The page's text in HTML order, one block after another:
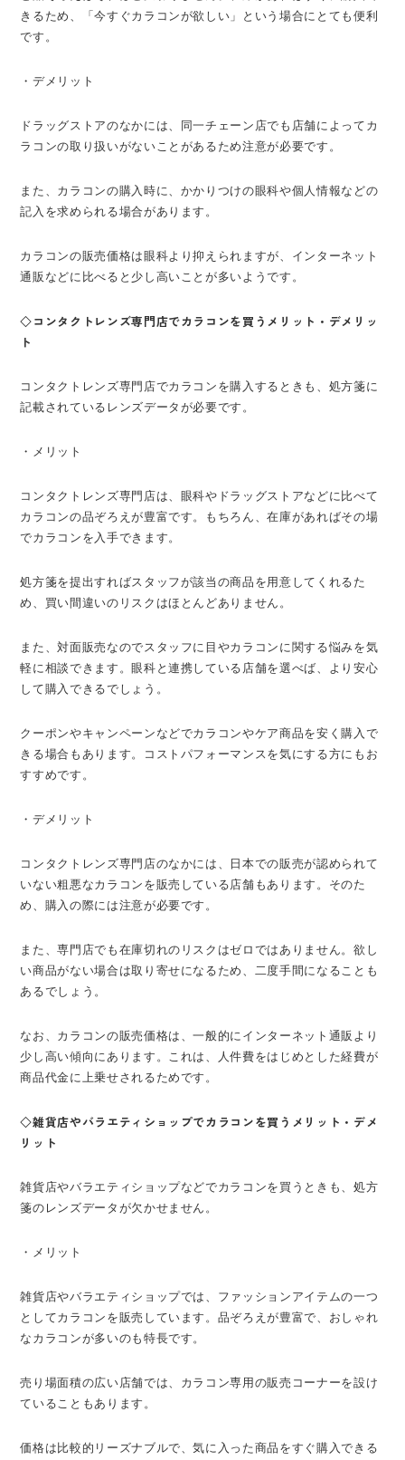
きるため、「今すぐカラコンが欲しい」という場合にとても便利
です。
・デメリット
ドラッグストアのなかには、同一チェーン店でも店舗によってカ
ラコンの取り扱いがないことがあるため注意が必要です。
また、カラコンの購入時に、かかりつけの眼科や個人情報などの
記入を求められる場合があります。
カラコンの販売価格は眼科より抑えられますが、インターネット
通販などに比べると少し高いことが多いようです。
◇コンタクトレンズ専門店でカラコンを買うメリット・デメリッ
ト
コンタクトレンズ専門店でカラコンを購入するときも、処方箋に
記載されているレンズデータが必要です。
・メリット
コンタクトレンズ専門店は、眼科やドラッグストアなどに比べて
カラコンの品ぞろえが豊富です。もちろん、在庫があればその場
でカラコンを入手できます。
処方箋を提出すればスタッフが該当の商品を用意してくれるた
め、買い間違いのリスクはほとんどありません。
また、対面販売なのでスタッフに目やカラコンに関する悩みを気
軽に相談できます。眼科と連携している店舗を選べば、より安心
して購入できるでしょう。
クーポンやキャンペーンなどでカラコンやケア商品を安く購入で
きる場合もあります。コストパフォーマンスを気にする方にもお
すすめです。
・デメリット
コンタクトレンズ専門店のなかには、日本での販売が認められて
いない粗悪なカラコンを販売している店舗もあります。そのた
め、購入の際には注意が必要です。
また、専門店でも在庫切れのリスクはゼロではありません。欲し
い商品がない場合は取り寄せになるため、二度手間になることも
あるでしょう。
なお、カラコンの販売価格は、一般的にインターネット通販より
少し高い傾向にあります。これは、人件費をはじめとした経費が
商品代金に上乗せされるためです。
◇雑貨店やバラエティショップでカラコンを買うメリット・デメ
リット
雑貨店やバラエティショップなどでカラコンを買うときも、処方
箋のレンズデータが欠かせません。
・メリット
雑貨店やバラエティショップでは、ファッションアイテムの一つ
としてカラコンを販売しています。品ぞろえが豊富で、おしゃれ
なカラコンが多いのも特長です。
売り場面積の広い店舗では、カラコン専用の販売コーナーを設け
ていることもあります。
価格は比較的リーズナブルで、気に入った商品をすぐ購入できる